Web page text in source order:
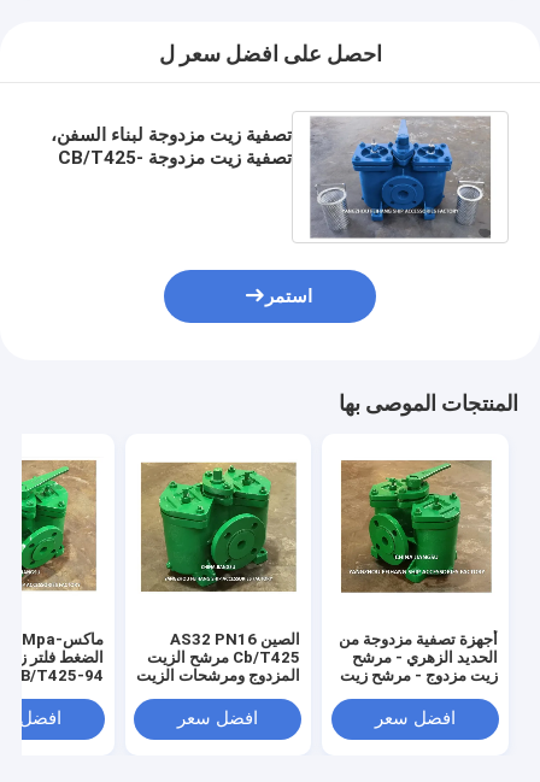
احصل على افضل سعر ل
تصفية زيت مزدوجة لبناء السفن،
تصفية زيت مزدوجة CB/T425-
استمر
المنتجات الموصى بها
أجهزة تصفية مزدوجة من
الحديد الزهري - مرشح
زيت مزدوج - مرشح زيت
الصين AS32 CB / T425 افضل سعر
الصين AS32 PN16
Cb/T425 مرشح الزيت
المزدوج ومرشحات الزيت
FeiHang Marine
افضل سعر
الضغط فلتر
افضل